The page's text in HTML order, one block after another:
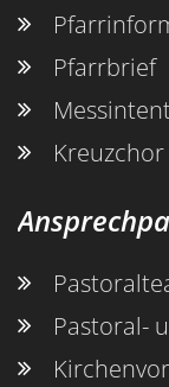
Pfarrbrief
Kreuzchor
Pastoral-